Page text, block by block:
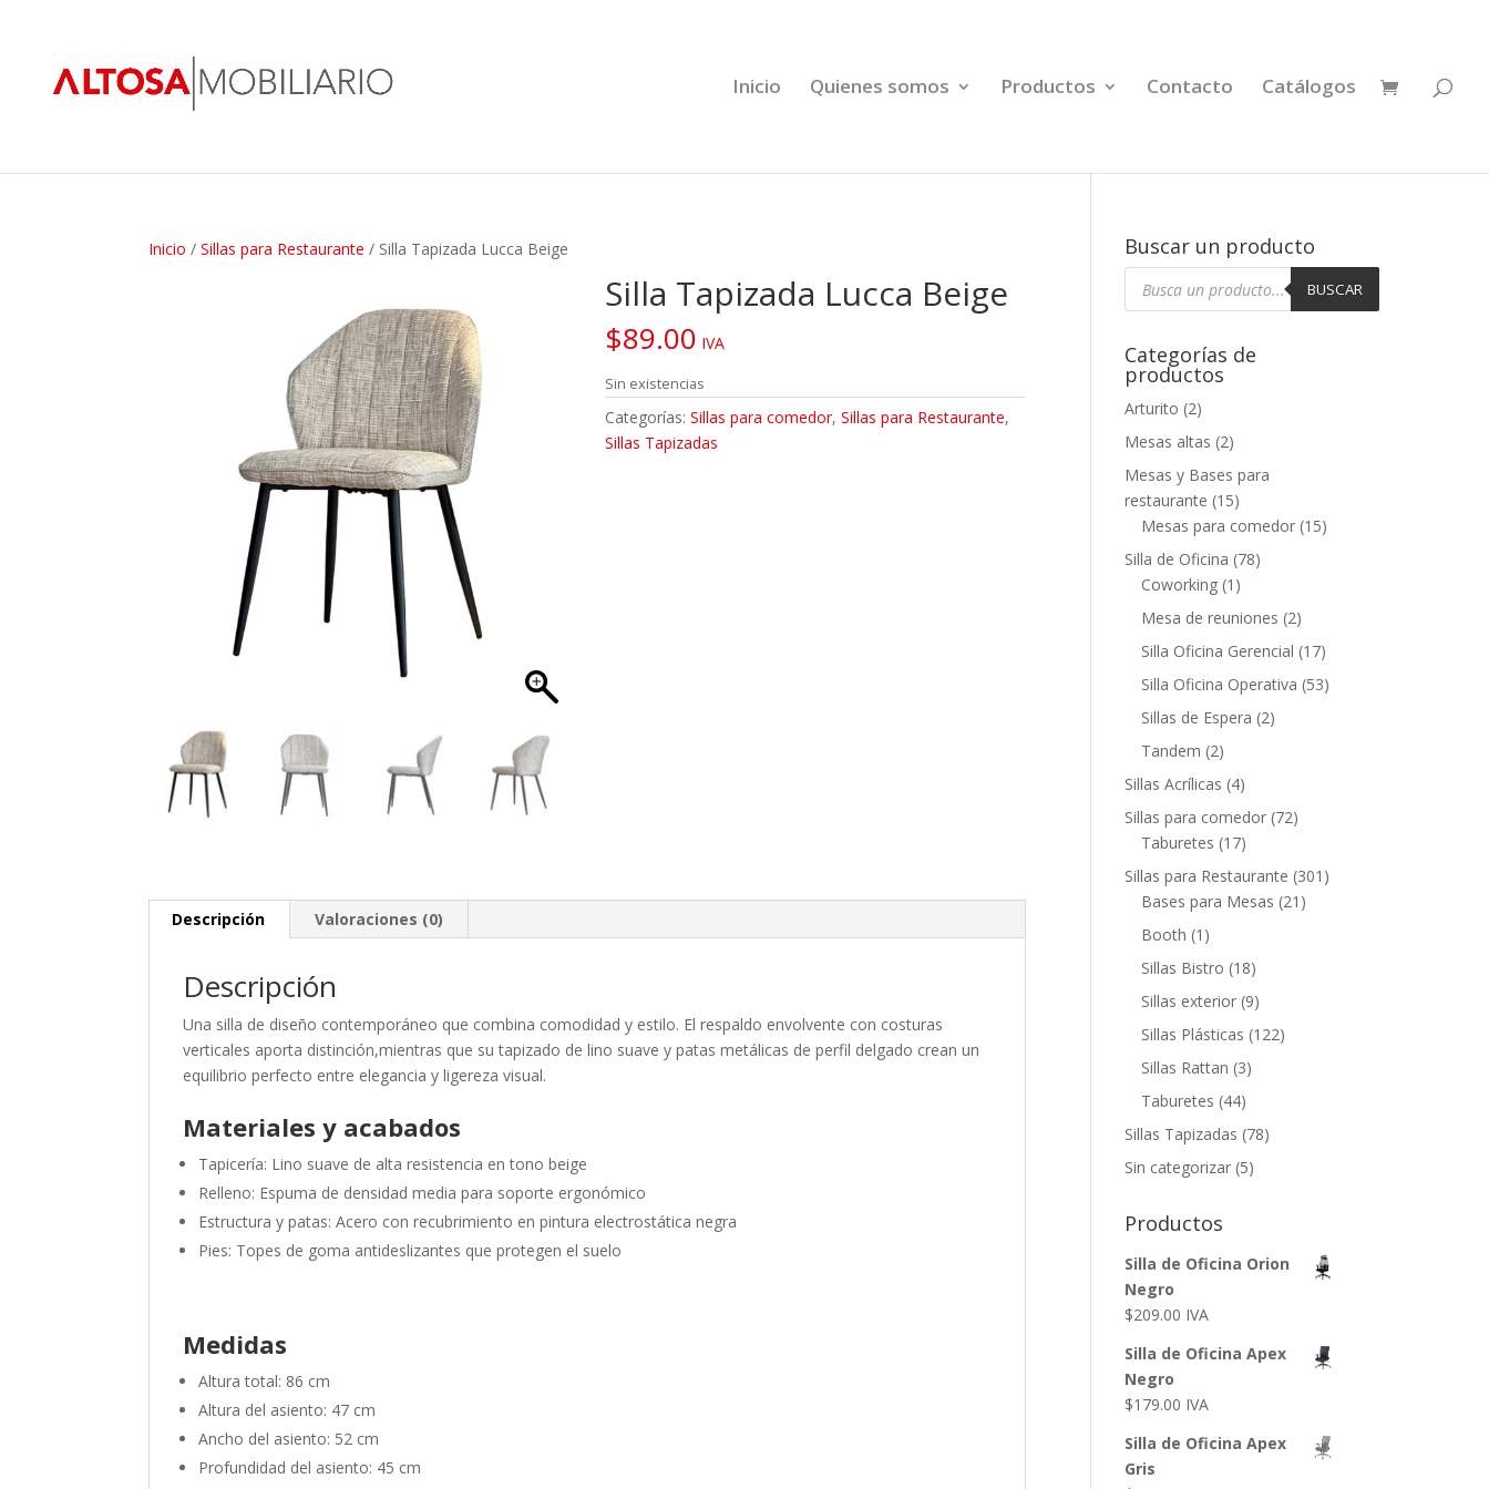
Inicio Quienes somos Productos Contacto Catálogos
Inicio /Sillas para Restaurante / Silla Tapizada Lucca Beige
Silla Tapizada Lucca Beige
$89.00 IVA
Sin existencias
Categorías:Sillas para comedor,Sillas para Restaurante,
Sillas Tapizadas
Descripción Valoraciones (0)
Descripción
Una silla de diseño contemporáneo que combina comodidad y estilo. El respaldo envolvente con costuras
verticales aporta distinción,mientras que su tapizado de lino suave y patas metálicas de perfil delgado crean un
equilibrio perfecto entre elegancia y ligereza visual.
Materiales y acabados
Tapicería: Lino suave de alta resistencia en tono beige
Relleno: Espuma de densidad media para soporte ergonómico
Estructura y patas: Acero con recubrimiento en pintura electrostática negra
Pies: Topes de goma antideslizantes que protegen el suelo
Medidas
Altura total: 86 cm
Altura del asiento: 47 cm
Ancho del asiento: 52 cm
Profundidad del asiento: 45 cm
Buscar un producto
Búsqueda
productos
BUSCAR
Categorías de
productos
Arturito (2)
Mesas altas (2)
Mesas y Bases para
restaurante (15)
Mesas para comedor (15)
Silla de Oficina (78)
Coworking (1)
Mesa de reuniones (2)
Silla Oficina Gerencial (17)
Silla Oficina Operativa (53)
Sillas de Espera (2)
Tandem (2)
Sillas Acrílicas (4)
Sillas para comedor (72)
Taburetes (17)
Sillas para Restaurante (301)
Bases para Mesas (21)
Booth (1)
Sillas Bistro (18)
Sillas exterior (9)
Sillas Plásticas (122)
Sillas Rattan (3)
Taburetes (44)
Sillas Tapizadas (78)
Sin categorizar (5)
Productos
Silla de Oficina Orion
Negro
$209.00 IVA
Silla de Oficina Apex
Negro
$179.00 IVA
Silla de Oficina Apex
Gris